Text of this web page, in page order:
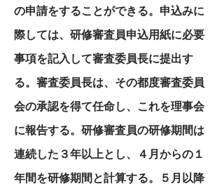
の申請をすることができる。申込みに
際しては、研修審査員申込用紙に必要
事項を記入して審査委員長に提出す
る。審査委員長は、その都度審査委員
会の承認を得て任命し、これを理事会
に報告する。研修審査員の研修期間は
連続した３年以上とし、４月からの１
年間を研修期間と計算する。５月以降